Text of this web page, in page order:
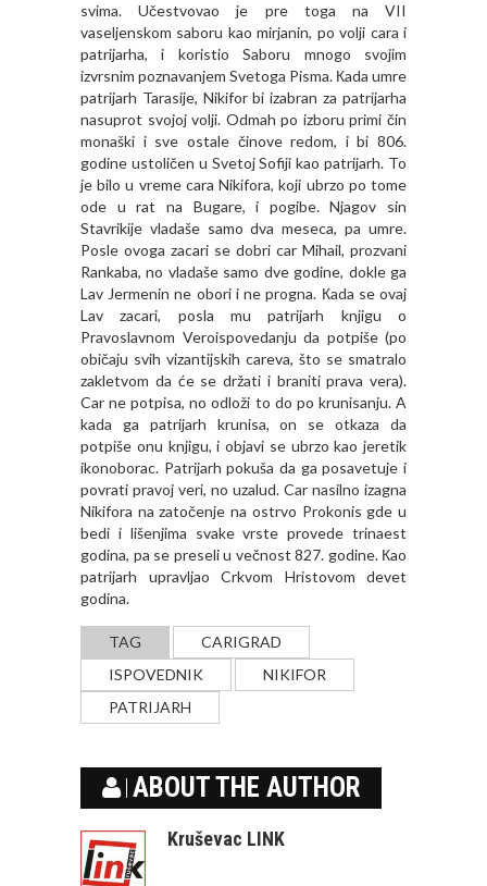
svima. Učestvovao je pre toga na VII
vaseljenskom saboru kao mirjanin, po volji cara i
patrijarha, i koristio Saboru mnogo svojim
izvrsnim poznavanjem Svetoga Pisma. Кada umre
patrijarh Tarasije, Nikifor bi izabran za patrijarha
nasuprot svojoj volji. Odmah po izboru primi čin
monaški i sve ostale činove redom, i bi 806.
godine ustoličen u Svetoj Sofiji kao patrijarh. To
je bilo u vreme cara Nikifora, koji ubrzo po tome
ode u rat na Bugare, i pogibe. Njagov sin
Stavrikije vladaše samo dva meseca, pa umre.
Posle ovoga zacari se dobri car Mihail, prozvani
Rankaba, no vladaše samo dve godine, dokle ga
Lav Jermenin ne obori i ne progna. Кada se ovaj
Lav zacari, posla mu patrijarh knjigu o
Pravoslavnom Veroispovedanju da potpiše (po
običaju svih vizantijskih careva, što se smatralo
zakletvom da će se držati i braniti prava vera).
Car ne potpisa, no odloži to do po krunisanju. A
kada ga patrijarh krunisa, on se otkaza da
potpiše onu knjigu, i objavi se ubrzo kao jeretik
ikonoborac. Patrijarh pokuša da ga posavetuje i
povrati pravoj veri, no uzalud. Car nasilno izagna
Nikifora na zatočenje na ostrvo Prokonis gde u
bedi i lišenjima svake vrste provede trinaest
godina, pa se preseli u večnost 827. godine. Кao
patrijarh upravljao Crkvom Hristovom devet
godina.
TAG
CARIGRAD
ISPOVEDNIK
NIKIFOR
PATRIJARH
ABOUT THE AUTHOR
Kruševac LINK